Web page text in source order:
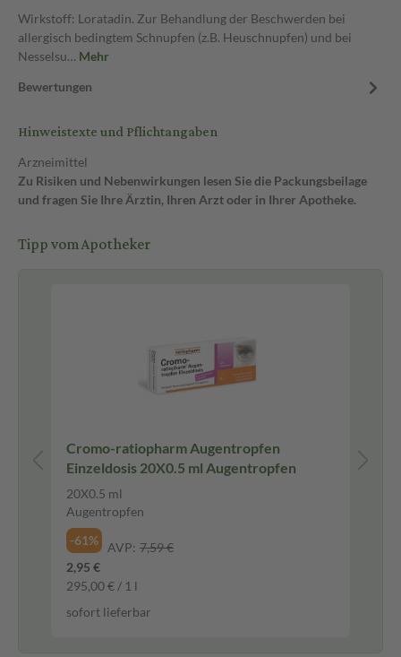
Wirkstoff: Loratadin. Zur Behandlung der Beschwerden bei
allergisch bedingtem Schnupfen (z.B. Heuschnupfen) und bei
Nesselsu… Mehr
Bewertungen
Hinweistexte und Pflichtangaben
Arzneimittel
Zu Risiken und Nebenwirkungen lesen Sie die Packungsbeilage
und fragen Sie Ihre Ärztin, Ihren Arzt oder in Ihrer Apotheke.
Tipp vom Apotheker
Cromo-ratiopharm Augentropfen
Einzeldosis 20X0.5 ml Augentropfen
20X0.5 ml
Augentropfen
-61%
AVP: 7,59 €
2,95 €
295,00 € / 1 l
sofort lieferbar